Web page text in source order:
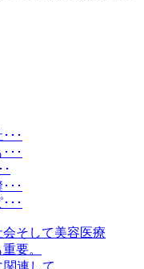
･･
･･
･･
･･
そして美容医療
要。
連して